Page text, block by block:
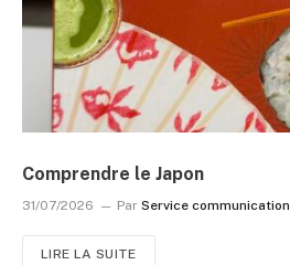
Comprendre le Japon
31/07/2026 Par Service communication
LIRE LA SUITE